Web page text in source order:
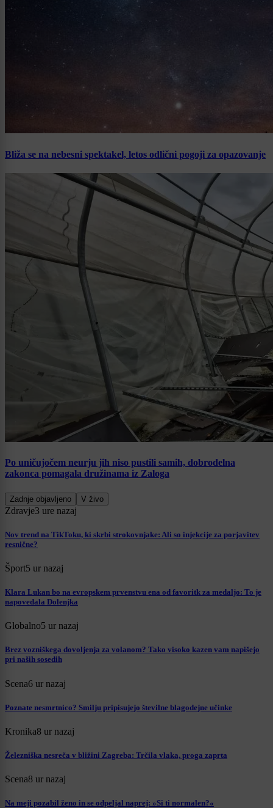
Bliža se na nebesni spektakel, letos odlični pogoji za opazovanje
Po uničujočem neurju jih niso pustili samih, dobrodelna
zakonca pomagala družinama iz Zaloga
Zadnje objavljeno V živo
Zdravje3 ure nazaj
Nov trend na TikToku, ki skrbi strokovnjake: Ali so injekcije za porjavitev
resnične?
Šport5 ur nazaj
Klara Lukan bo na evropskem prvenstvu ena od favoritk za medaljo: To je
napovedala Dolenjka
Globalno5 ur nazaj
Brez vozniškega dovoljenja za volanom? Tako visoko kazen vam napišejo
pri naših sosedih
Scena6 ur nazaj
Poznate nesmrtnico? Smilju pripisujejo številne blagodejne učinke
Kronika8 ur nazaj
Železniška nesreča v bližini Zagreba: Trčila vlaka, proga zaprta
Scena8 ur nazaj
Na meji pozabil ženo in se odpeljal naprej: »Si ti normalen?«